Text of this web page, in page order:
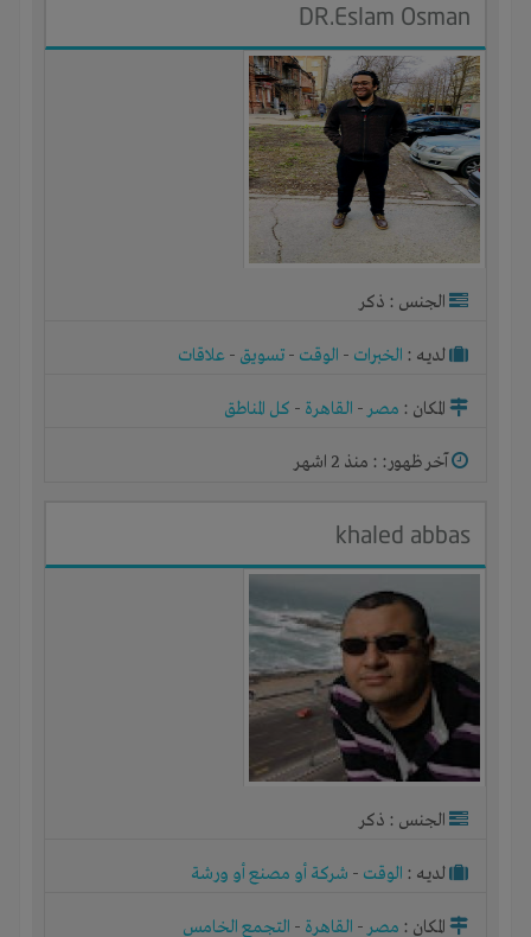
DR.Eslam Osman
الجنس : ذكر
لديـه : الخبرات - الوقت - تسويق - علاقات
المكان : مصر- القاهرة - كل المناطق
آخر ظهور: : منذ 2 اشهر
khaled abbas
الجنس : ذكر
لديـه : الوقت - شركة أو مصنع أو ورشة
المكان : مصر- القاهرة - التجمع الخامس